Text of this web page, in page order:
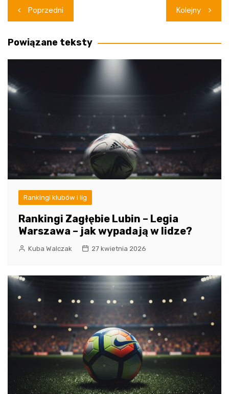
Nawigacja
wpisu
Poprzedni Kolejny
Powiązane teksty
Rankingi klubów i lig
Rankingi Zagłębie Lubin – Legia
Warszawa – jak wypadają w lidze?
Kuba Walczak 27 kwietnia 2026